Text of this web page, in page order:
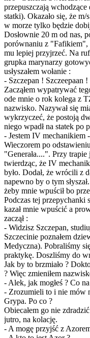
przepuszczają
statki). Okazało się, że
w morze tylko będzie
Dosłownie 20 m od nas,
porównaniu z "Fafikiem",
mu lepiej przyjrzeć. Na
grupka marynarzy
usłyszałem wołanie :
- Szczepan ! Szczeepaan
Zacząłem wypatrywać
ode mnie o rok kolega z
nazwisko. Nazywał się
wykrzyczeć, że postoją
niego wpadł na statek po
- Jestem IV mechanikiem -
Wieczorem po
"Generała....". Przy
twierdząc, że IV
było. Dodał, że wrócili z
napewno by o tym
żeby mnie wpuścił bo
Podczas tej przepychanki
kazał mnie wpuścić a
zaczął :
- Widzisz Szczepan,
Szczecinie poznałem
Medyczna). Pobraliśmy
praktykę. Doszliśmy do
Jak by to brzmiało ?
? Więc zmieniłem
- Alek, jak mogłeś ? Co
- Zrozumieli to i nie mów
Grypa. Po co ?
Obiecałem go nie
jutro, na kolację.
- A mogę przyjść z